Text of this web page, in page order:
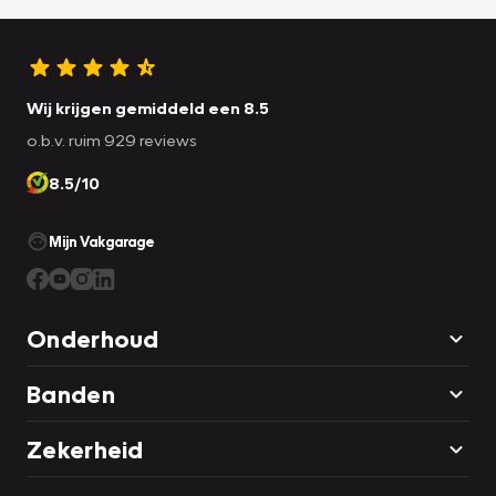
Wij krijgen gemiddeld een 8.5
o.b.v. ruim 929 reviews
8.5/10
Mijn Vakgarage
Onderhoud
Banden
Zekerheid